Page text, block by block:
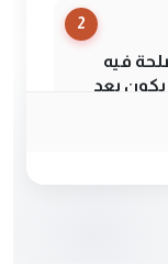
2
فيه
يكون بعد